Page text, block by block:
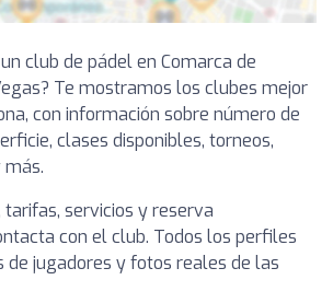
club de pádel en Comarca de
Te mostramos los clubes mejor
con información sobre número de
clases disponibles, torneos,
tarifas, servicios y reserva
con el club. Todos los perfiles
de jugadores y fotos reales de las